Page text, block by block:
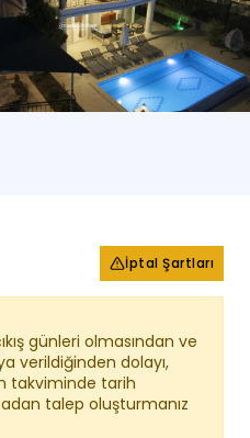
İptal Şartları
günleri olmasından ve
verildiğinden dolayı,
takviminde tarih
talep oluşturmanız